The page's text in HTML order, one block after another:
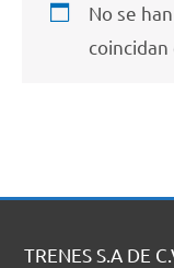
No se
TRENES S.A DE